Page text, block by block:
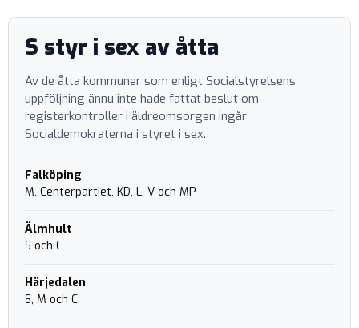
S styr i sex av åtta
Av de åtta kommuner som enligt Socialstyrelsens
uppföljning ännu inte hade fattat beslut om
registerkontroller i äldreomsorgen ingår
Socialdemokraterna i styret i sex.
Falköping
M, Centerpartiet, KD, L, V och MP
Älmhult
S och C
Härjedalen
S, M och C